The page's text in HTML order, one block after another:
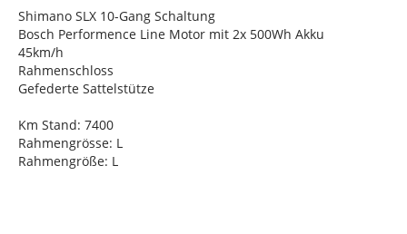
Shimano SLX 10-Gang Schaltung
Bosch Performence Line Motor mit 2x 500Wh Akku
45km/h
Rahmenschloss
Gefederte Sattelstütze
Km Stand: 7400
Rahmengrösse: L
Rahmengröße: L